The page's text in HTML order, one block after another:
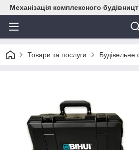
Механізація комплексного
Товари та послуги Будівельне